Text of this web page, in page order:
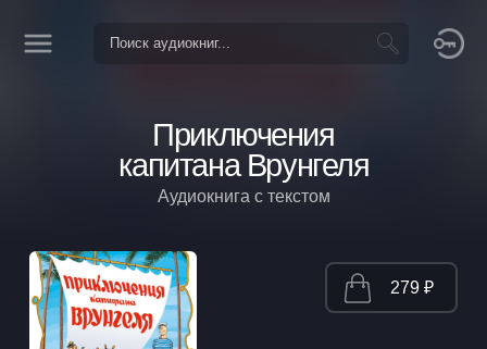
Приключения
капитана Врунгеля
Аудиокнига с текстом
279 ₽